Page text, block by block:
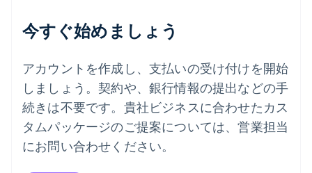
今すぐ始めましょう
アカウントを作成し、支払いの受け付けを開始
しましょう。契約や、銀行情報の提出などの手
続きは不要です。貴社ビジネスに合わせたカス
タムパッケージのご提案については、営業担当
にお問い合わせください。
ノルウェー
English
English
フィンランド
English Svenska
ブラジル
PortuguêsEnglish
フランス
Français English